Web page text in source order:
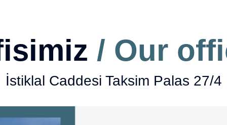
/ Our
İstiklal Caddesi Taksim Palas 27/4